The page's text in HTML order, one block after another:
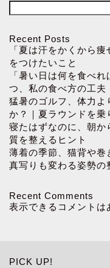
Recent Posts
「夏は汗をかくから
をつけたいこと
「暑い日は何を食べ
つ、私の食べ方の工夫
猛暑のゴルフ、体力よ
か？｜夏ラウンドを乗
寝たはずなのに、朝
質を整えるヒント
薄着の季節、猫背や巻
真写りも変わる姿勢の
Recent Comments
表示できるコメントは
PICK UP!